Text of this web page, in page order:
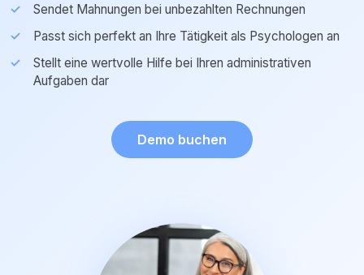
Sendet Mahnungen bei unbezahlten Rechnungen
Passt sich perfekt an Ihre Tätigkeit als Psychologen an
Stellt eine wertvolle Hilfe bei Ihren administrativen
Aufgaben dar
Demo buchen